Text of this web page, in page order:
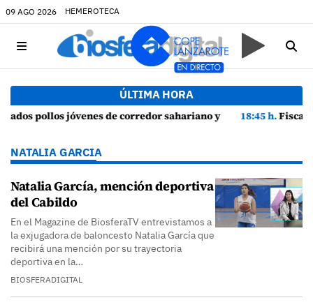
09 AGO 2026 HEMEROTECA
ÚLTIMA HORA
de cortejo de hubara cerca del rally de Lanzarote
18:45 h.Fiscalía denuncia a Yonathan de León y a Echedey
NATALIA GARCIA
Natalia García, mención deportiva
del Cabildo
En el Magazine de BiosferaTV entrevistamos a
la exjugadora de baloncesto Natalia García que
recibirá una mención por su trayectoria
deportiva en la…
BIOSFERADIGITAL